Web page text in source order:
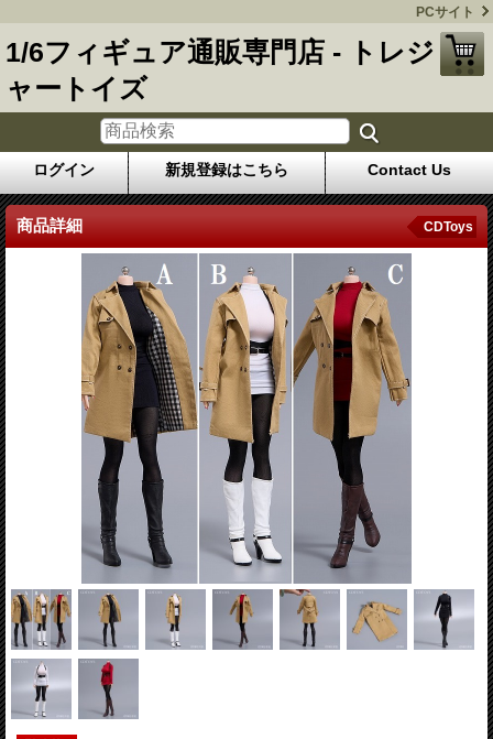
PCサイト
1/6フィギュア通販専門店 - トレジ
ャートイズ
ログイン 新規登録はこちら Contact Us
商品詳細 CDToys